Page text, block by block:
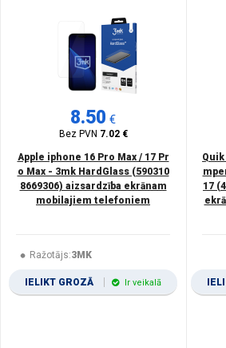
8.50 €
Bez PVN 7.02 €
Apple iphone 16 Pro Max / 17 Pr
o Max - 3mk HardGlass (590310
8669306) aizsardzība ekrānam
mobilajiem telefoniem
Ražotājs:3MK
IELIKT GROZĀ Ir veikalā
17